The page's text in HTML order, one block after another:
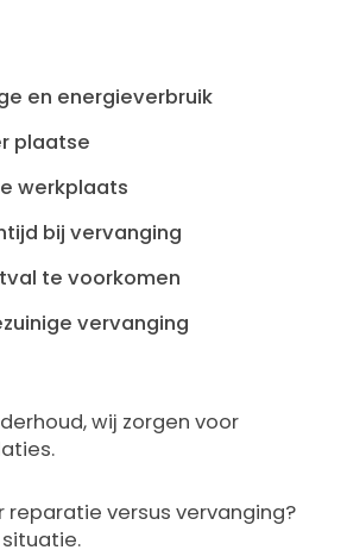
en energieverbruik
plaatse
werkplaats
bij vervanging
te voorkomen
vervanging
wij zorgen voor
versus vervanging?